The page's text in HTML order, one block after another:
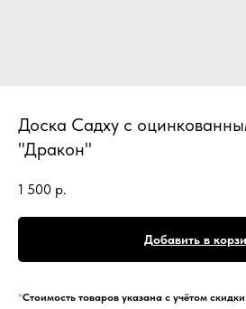
Доска Садху с
"Дракон"
1 500 р.
Добавить в
*Стоимость товаров указана с учётом